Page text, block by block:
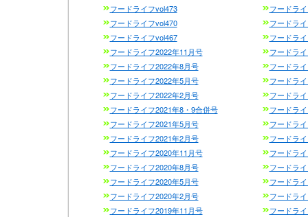
フードライフvol473
フードラ
フードライフvol470
フードラ
フードライフvol467
フードラ
フードライフ2022年11月号
フードラ
フードライフ2022年8月号
フードラ
フードライフ2022年5月号
フードラ
フードライフ2022年2月号
フードラ
フードライフ2021年8・9合併号
フードラ
フードライフ2021年5月号
フードラ
フードライフ2021年2月号
フードラ
フードライフ2020年11月号
フードラ
フードライフ2020年8月号
フードラ
フードライフ2020年5月号
フードラ
フードライフ2020年2月号
フードラ
フードライフ2019年11月号
フードラ